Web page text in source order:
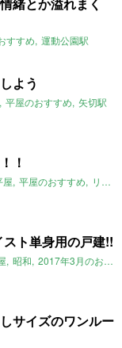
すすめ 運動公園駅
よう
平屋のおすすめ 矢切駅
！
屋 平屋のおすすめ リノベーション
ト単身用の戸建!!
昭和 2017年3月のおすすめ
サイズのワンルー